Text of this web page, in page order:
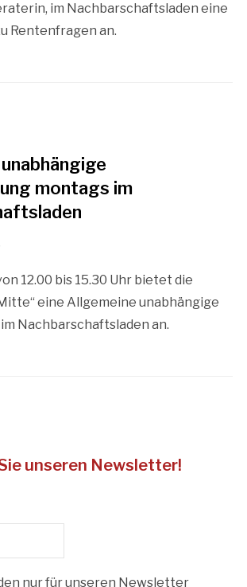
im Nachbarschaftsladen eine
Rentenfragen an.
montags im
12.00 bis 15.30 Uhr bietet die
eine Allgemeine unabhängige
Nachbarschaftsladen an.
unseren Newsletter!
nur für unseren Newsletter